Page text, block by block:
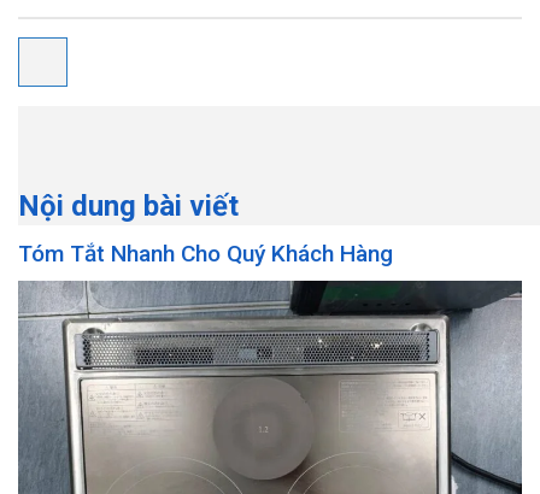
Nội dung bài viết
Tóm Tắt Nhanh Cho Quý Khách Hàng